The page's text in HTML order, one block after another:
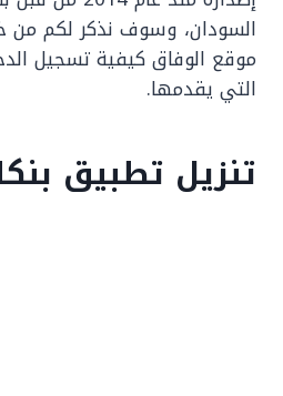
السودان، وسوف نذكر لكم من
موقع الوفاق كيفية تسجيل
التي يقدمها.
تنزيل تطبيق